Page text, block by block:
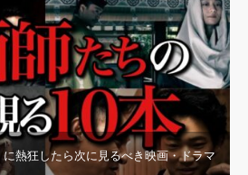
に熱狂したら次に見るべき映画・ドラマ